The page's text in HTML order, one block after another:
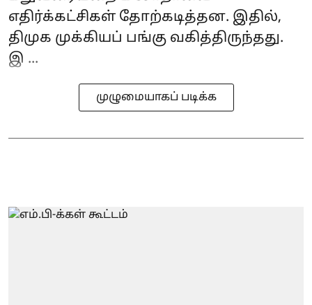
எதிர்க்கட்சிகள் தோற்கடித்தன. இதில்,
திமுக முக்கியப் பங்கு வகித்திருந்தது.
இ ...
முழுமையாகப் படிக்க